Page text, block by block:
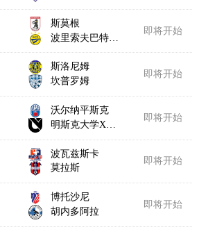
斯莫根
波里索夫巴特B队
即将开始
斯洛尼姆
坎普罗姆
即将开始
沃尔纳平斯克
明斯克大学X实验室
即将开始
波瓦兹斯卡
莫拉斯
即将开始
博托沙尼
胡内多阿拉
即将开始